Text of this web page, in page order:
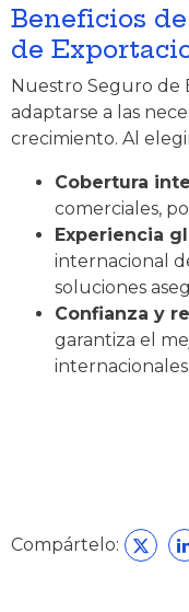
Beneficios
de
Nuestro Seguro de
adaptarse a las
crecimiento. Al
Cobertura
comerciales,
Experiencia
internacional
soluciones
Confianza y
garantiza el
internacionales.
Compártelo: